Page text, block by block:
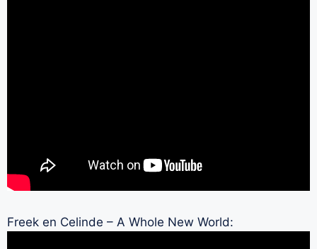
Freek en Celinde – A Whole New World: